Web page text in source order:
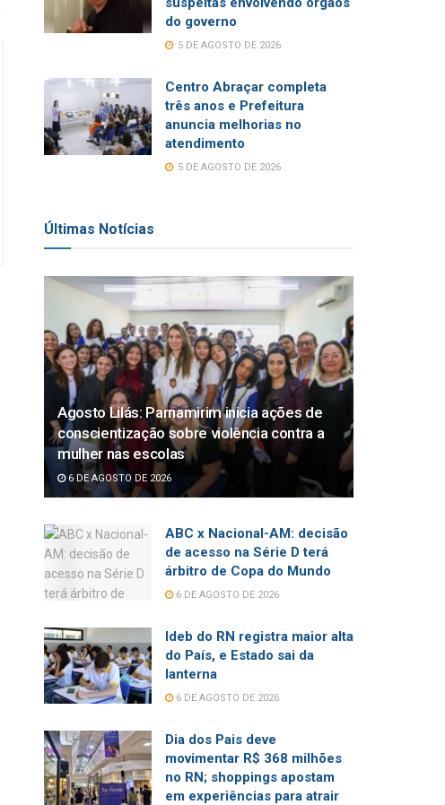
do governo
5 DE AGOSTO DE 2026
Centro Abraçar completa
três anos e Prefeitura
anuncia melhorias no
atendimento
5 DE AGOSTO DE 2026
Últimas Notícias
Agosto Lilás: Parnamirim inicia ações de
conscientização sobre violência contra a
mulher nas escolas
6 DE AGOSTO DE 2026
ABC x Nacional-AM: decisão
de acesso na Série D terá
árbitro de Copa do Mundo
6 DE AGOSTO DE 2026
Ideb do RN registra maior alta
do País, e Estado sai da
lanterna
6 DE AGOSTO DE 2026
Dia dos Pais deve
movimentar R$ 368 milhões
no RN; shoppings apostam
em experiências para atrair